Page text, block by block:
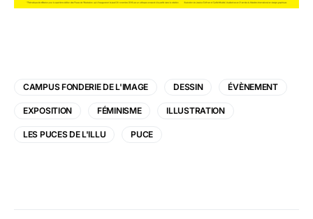
CAMPUS FONDERIE DE L'IMAGE DESSIN ÉVÈNEMENT
EXPOSITION FÉMINISME ILLUSTRATION
LES PUCES DE L'ILLU PUCE